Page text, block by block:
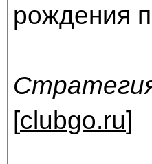
рождения
[clubgo.ru]